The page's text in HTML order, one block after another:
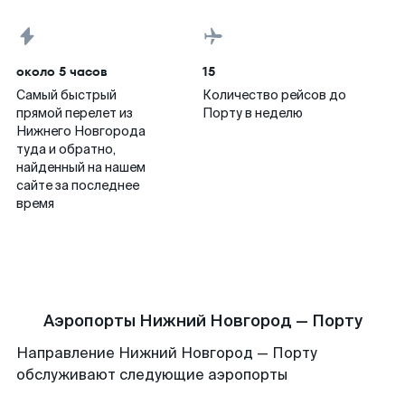
около 5 часов
Самый быстрый
прямой перелет из
Нижнего Новгорода
туда и обратно,
найденный на нашем
сайте за последнее
время
15
Количество рейсов до
Порту в неделю
Аэропорты Нижний Новгород — Порту
Направление Нижний Новгород — Порту
обслуживают следующие аэропорты